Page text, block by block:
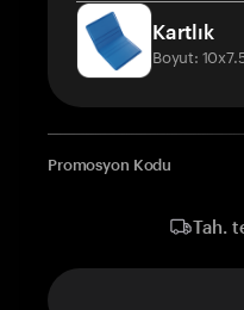
Kartlık
Boyut:
Promosyon Kodu
Tah.